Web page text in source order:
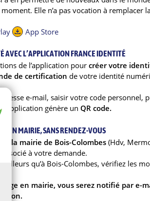
Elle n’a pas vocation à remplacer
App Store
AVEC L’APPLICATION FRANCE IDENTITÉ
de l’application pourcréer votre
de certification de votre identité
e-mail, saisir votre code personnel,
l’application génère un QR code.
EN MAIRIE, SANS RENDEZ-VOUS
la mairie de Bois-Colombes (Hdv,
associé à votre demande.
ailleurs qu’à Bois-Colombes, vérifiez les
en mairie, vous serez notifié par